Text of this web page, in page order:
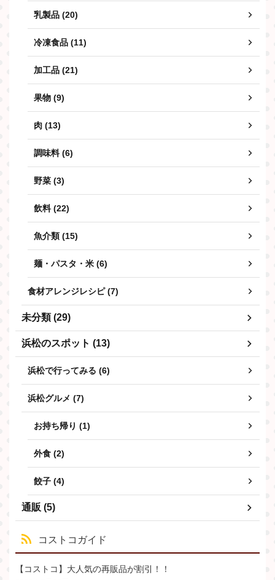
乳製品 (20)
冷凍食品 (11)
加工品 (21)
果物 (9)
肉 (13)
調味料 (6)
野菜 (3)
飲料 (22)
魚介類 (15)
麺・パスタ・米 (6)
食材アレンジレシピ (7)
未分類 (29)
浜松のスポット (13)
浜松で行ってみる (6)
浜松グルメ (7)
お持ち帰り (1)
外食 (2)
餃子 (4)
通販 (5)
コストコガイド
【コストコ】大人気の再販品が割引！！